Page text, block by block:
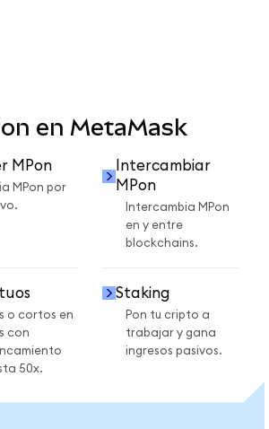
en MetaMask
MPon
MPon por
Intercambiar
MPon
Intercambia MPon
en y entre
blockchains.
o cortos en
con
50x.
Staking
Pon tu cripto a
trabajar y gana
ingresos pasivos.